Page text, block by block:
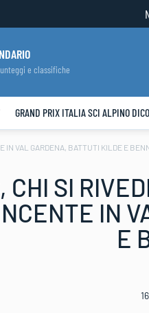
e classifiche
GRAND PRIX ITALIA SCI ALPINO
IN VAL GARDENA, BATTUTI KILDE E
CHI SI
IN
E